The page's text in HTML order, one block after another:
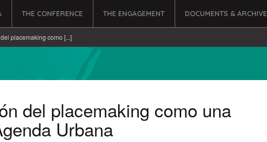
THE CONFERENCE THE ENGAGEMENT DOCUMENTS & ARCHIVE
placemaking como [...]
del placemaking como una
Urbana